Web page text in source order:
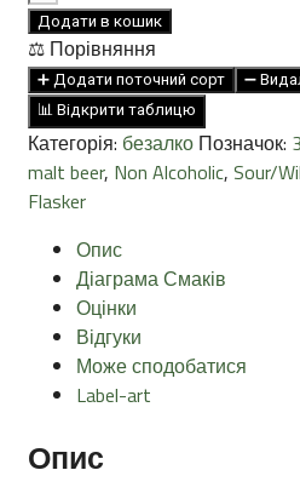
Maltdrikke
Malt
Beer
KVAS
0%
330ml
кількість
Додати в кошик
⚖️ Порівняння
➕ Додати поточний сорт
➖
📊 Відкрити таблицю
Категорія: безалко Позначок:
malt beer, Non Alcoholic, Sour/
Flasker
Опис
Діаграма Смаків
Оцінки
Відгуки
Може сподобатися
Label-art
Опис